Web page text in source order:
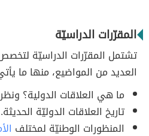
المقرّرات الدراسيّة
تشتمل المقرّرات الدراسيّة
العديد من المواضيع، منها ما
ما هي العلاقات الدولية؟
تاريخ العلاقات الدوليّة الحديثة.
المنظورات الوطنيّة لمختلف